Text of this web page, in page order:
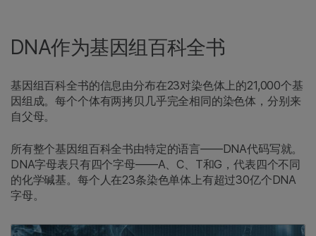
DNA作为基因组百科全书
基因组百科全书的信息由分布在23对染色体上的21,000个基
因组成。每个个体有两拷贝几乎完全相同的染色体，分别来
自父母。
所有整个基因组百科全书由特定的语言——DNA代码写就。
DNA字母表只有四个字母——A、C、T和G，代表四个不同
的化学碱基。每个人在23条染色单体上有超过30亿个DNA
字母。